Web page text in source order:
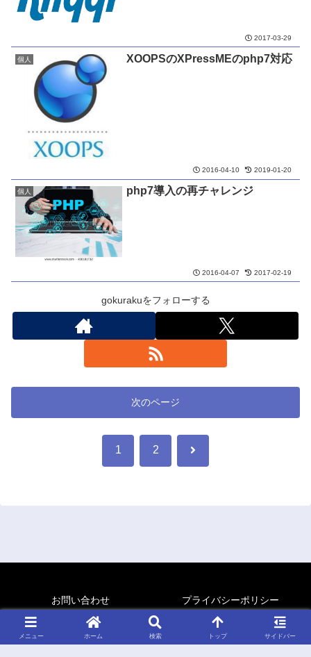
2017-03-29
個人 XOOPSのXPressMEのphp7対応
2016-04-10 2019-01-20
個人 php7導入の再チャレンジ
2016-04-07 2017-02-19
gokurakuをフォローする
次のページ
1 2 次
お問い合わせ プライバシーポリシー
Copyright © 2015-2026 ごくろぐ All Rights Reserved.
メニュー ホーム 検索 トップ サイドバー